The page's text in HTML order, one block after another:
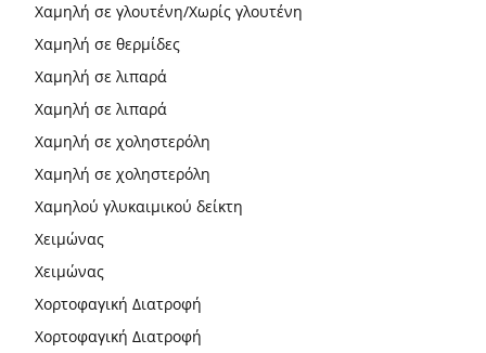
Χαμηλή σε γλουτένη/Χωρίς γλουτένη
Χαμηλή σε θερμίδες
Χαμηλή σε λιπαρά
Χαμηλή σε λιπαρά
Χαμηλή σε χοληστερόλη
Χαμηλή σε χοληστερόλη
Χαμηλού γλυκαιμικού δείκτη
Χειμώνας
Χειμώνας
Χορτοφαγική Διατροφή
Χορτοφαγική Διατροφή